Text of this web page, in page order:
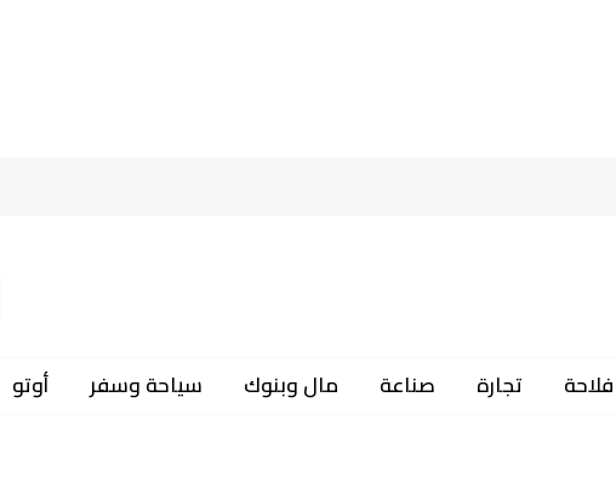
فلاحة تجارة صناعة مال وبنوك سياحة وسفر أوتو